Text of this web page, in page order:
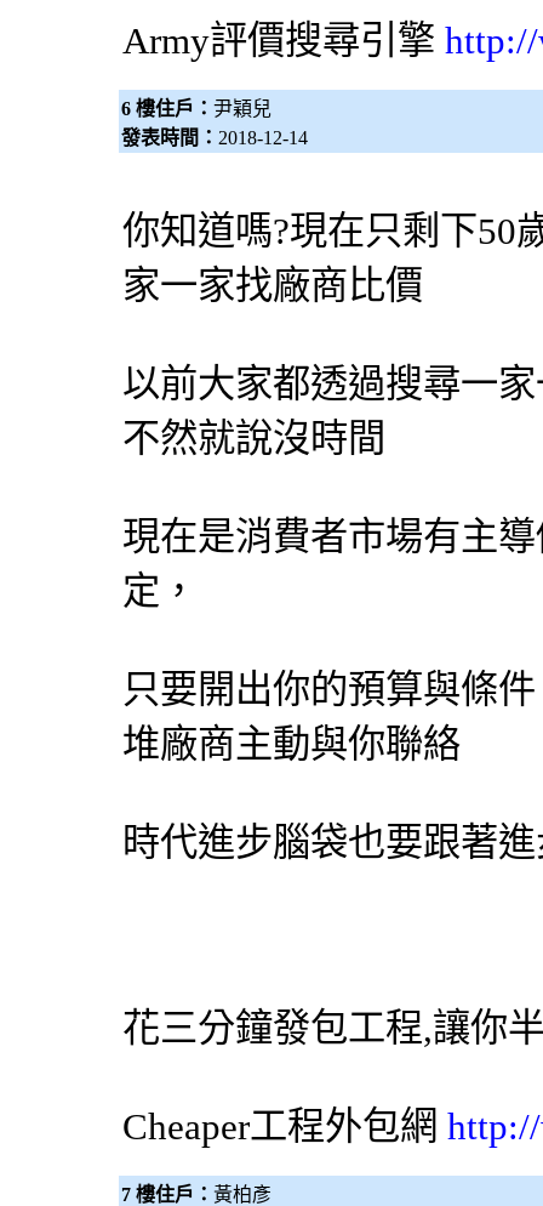
Army評價搜尋引擎
6 樓住戶： 尹穎兒
發表時間： 2018-12-14
你知道嗎?現在只剩下50
家一家找廠商比價
以前大家都透過搜尋一
不然就說沒時間
現在是消費者市場有主
定，
只要開出你的預算與條
堆廠商主動與你聯絡
時代進步腦袋也要跟著
花三分鐘發包工程,讓你
Cheaper工程外包網
7 樓住戶： 黃柏彥